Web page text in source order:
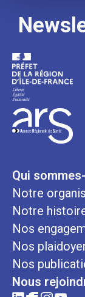
Qui
Notre
Notre
Nos
Nos
Nos
Nous